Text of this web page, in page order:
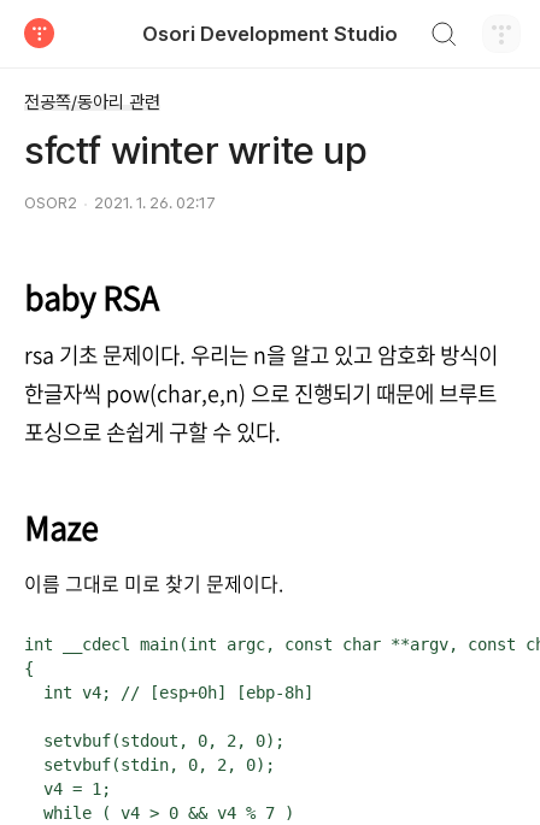
Osori Development Studio
전공쪽/동아리 관련
sfctf winter write up
OSOR2 2021. 1. 26. 02:17
baby RSA
rsa 기초 문제이다. 우리는 n을 알고 있고 암호화 방식이
한글자씩 pow(char,e,n) 으로 진행되기 때문에 브루트
포싱으로 손쉽게 구할 수 있다.
Maze
이름 그대로 미로 찾기 문제이다.
int __cdecl main(int argc, const char **argv, const
{
  int v4; // [esp+0h] [ebp-8h]
  setvbuf(stdout, 0, 2, 0);
  setvbuf(stdin, 0, 2, 0);
  v4 = 1;
  while ( v4 > 0 && v4 % 7 )